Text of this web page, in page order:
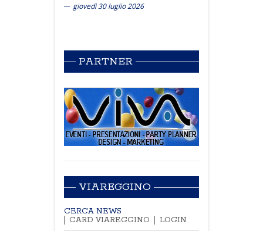
giovedì 30 luglio 2026
PARTNER
VIAREGGINO
CERCA NEWS
CARD VIAREGGINO
LOGIN